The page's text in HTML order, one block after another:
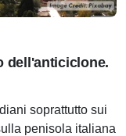
dell'anticiclone.
soprattutto sui
penisola italiana